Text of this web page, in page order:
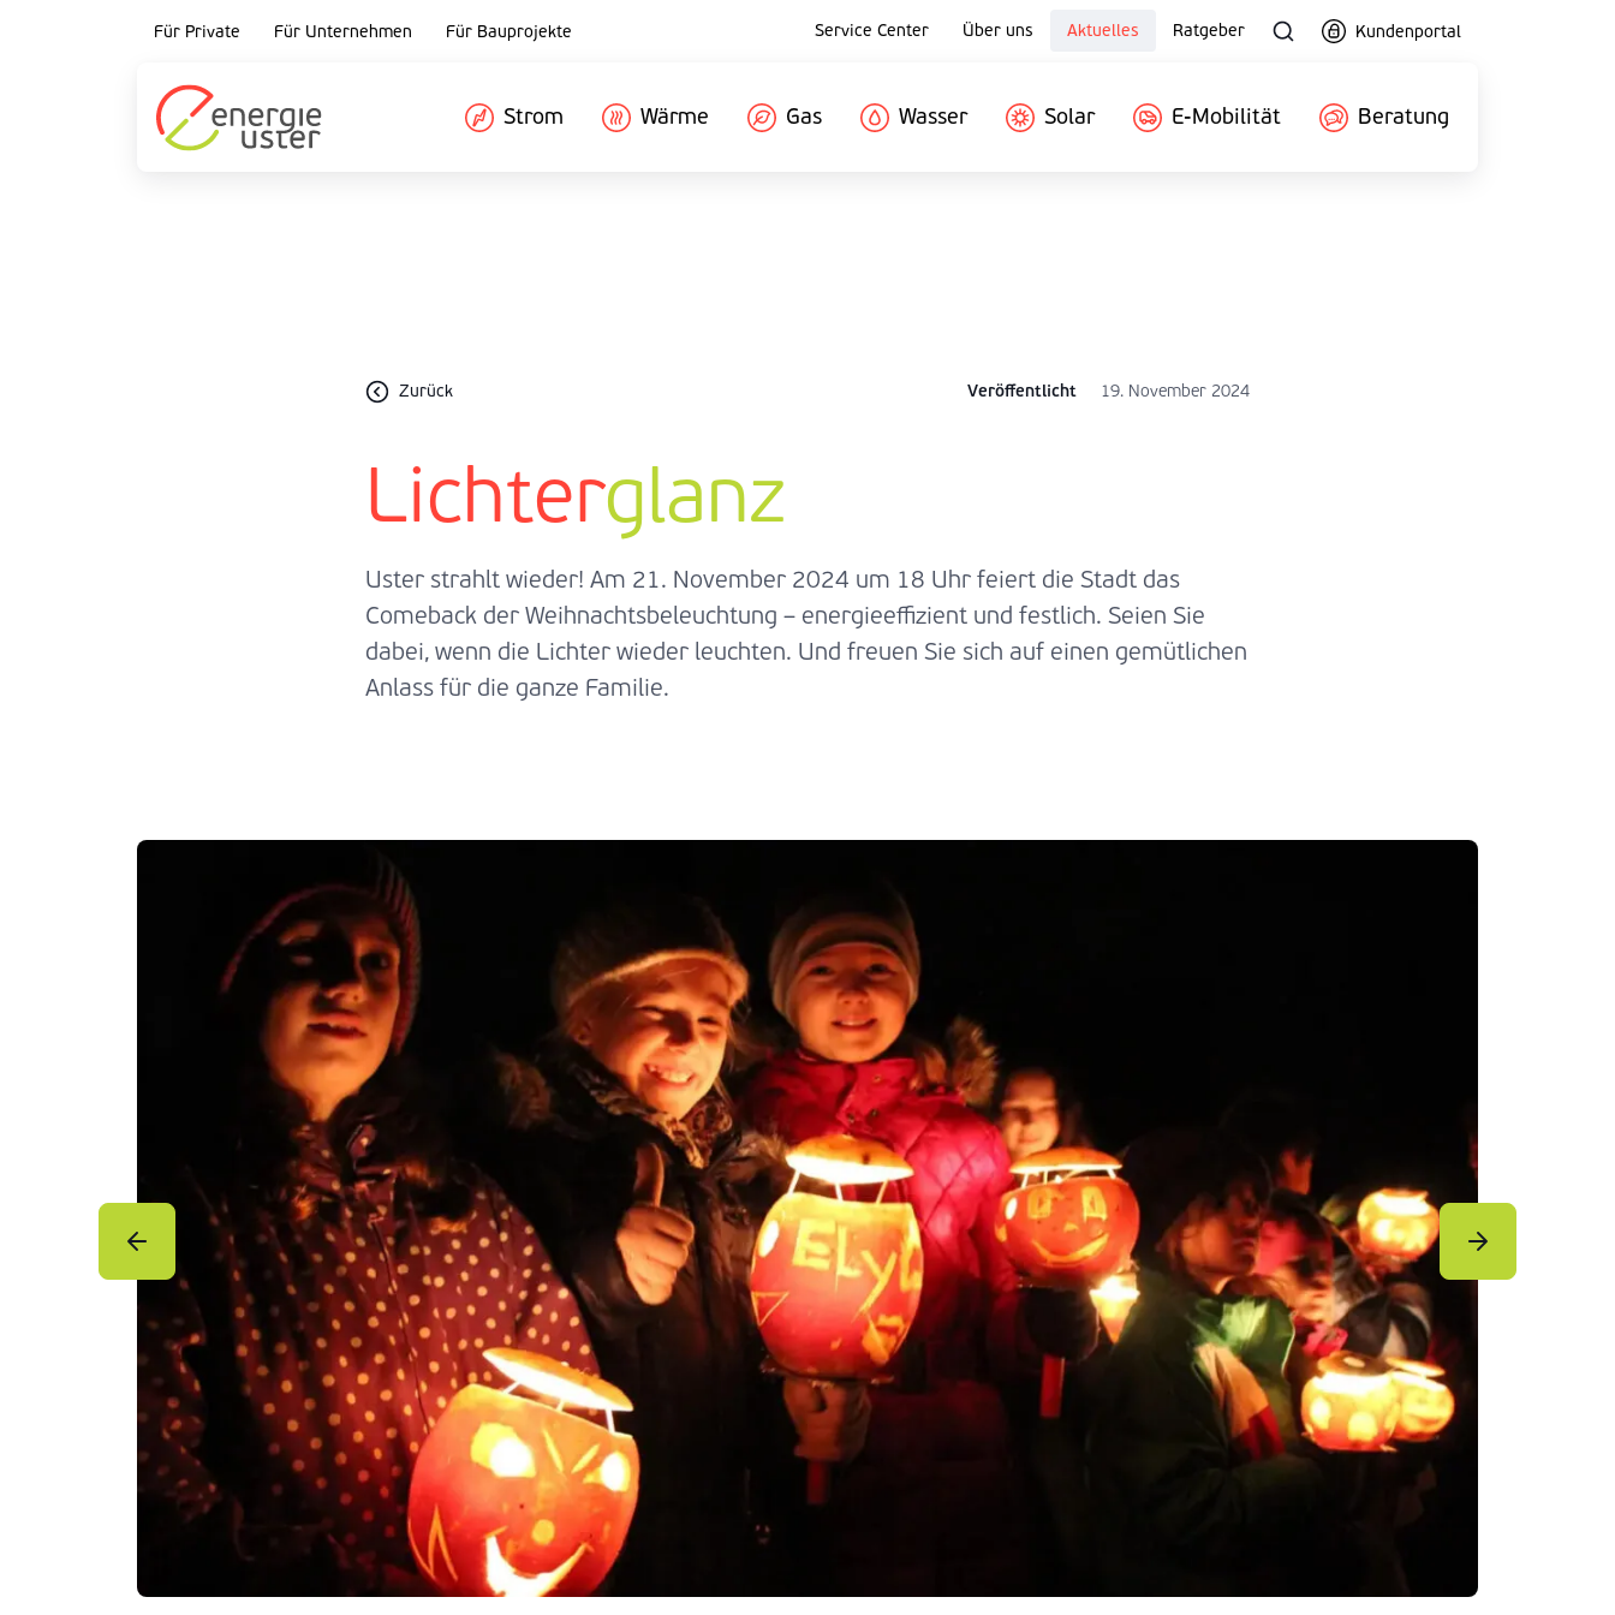
Für Private Für Unternehmen Für Bauprojekte Service Center Über uns Aktuelles Ratgeber Kundenportal
Strom Wärme Gas Wasser Solar E-Mobilität Beratung
Zurück Veröffentlicht 19. November 2024
Lichterglanz
Uster strahlt wieder! Am 21. November 2024 um 18 Uhr feiert die Stadt das
Comeback der Weihnachtsbeleuchtung – energieeffizient und festlich. Seien Sie
dabei, wenn die Lichter wieder leuchten. Und freuen Sie sich auf einen gemütlichen
Anlass für die ganze Familie.